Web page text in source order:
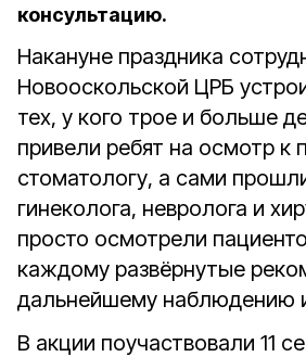
консультацию.
Накануне праздника
Новооскольской ЦРБ
тех, у кого трое и больше
привели ребят на осмотр к
стоматологу, а сами
гинеколога, невролога и
просто осмотрели
каждому развёрнутые
дальнейшему наблюдению
В акции поучаствовали 11